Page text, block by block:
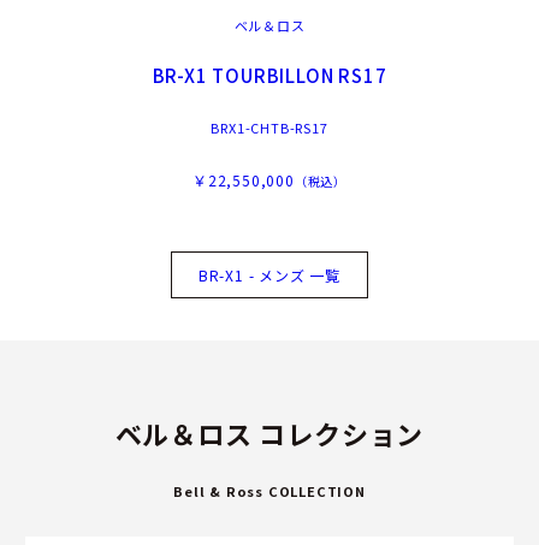
ベル＆ロス
BR-X1 TOURBILLON RS17
BRX1-CHTB-RS17
￥22,550,000 （税込）
BR-X1 - メンズ 一覧
ベル＆ロス コレクション
Bell & Ross COLLECTION